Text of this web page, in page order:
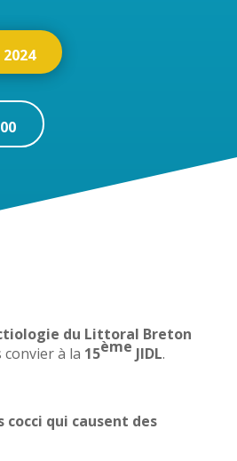
du Littoral Breton
à la 15ème JIDL.
cocci qui causent des